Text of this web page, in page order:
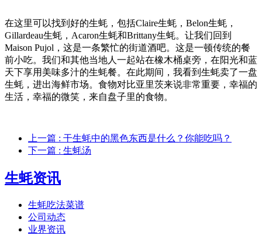
在这里可以找到好的生蚝，包括Claire生蚝，Belon生蚝，
Gillardeau生蚝，Acaron生蚝和Brittany生蚝。让我们回到
Maison Pujol，这是一条繁忙的街道酒吧。这是一顿传统的餐
前小吃。我们和其他当地人一起站在橡木桶桌旁，在阳光和蓝
天下享用美味多汁的生蚝餐。在此期间，我看到生蚝卖了一盘
生蚝，进出海鲜市场。食物对比亚里茨来说非常重要，幸福的
生活，幸福的微笑，来自盘子里的食物。
上一篇 : 干生蚝中的黑色东西是什么？你能吃吗？
下一篇 : 生蚝汤
生蚝资讯
生蚝吃法菜谱
公司动态
业界资讯